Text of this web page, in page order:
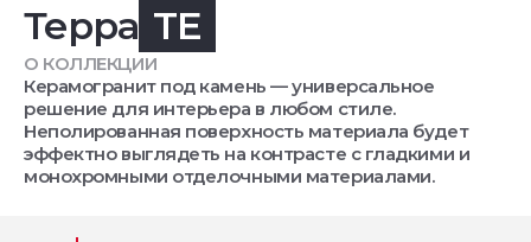
Терра TE
О КОЛЛЕКЦИИ
Керамогранит под камень — универсальное
решение для интерьера в любом стиле.
Неполированная поверхность материала будет
эффектно выглядеть на контрасте с гладкими и
монохромными отделочными материалами.